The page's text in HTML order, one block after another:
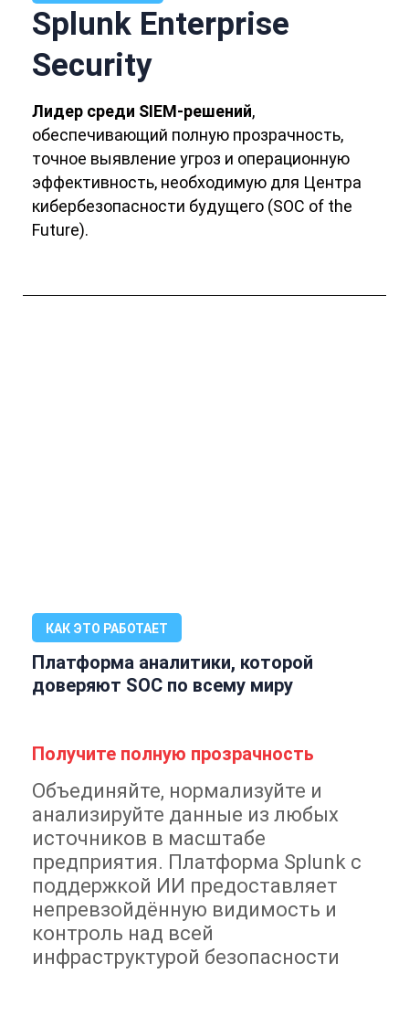
Splunk Enterprise
Security
Лидер среди SIEM-решений,
обеспечивающий полную прозрачность,
точное выявление угроз и операционную
эффективность, необходимую для Центра
кибербезопасности будущего (SOC of the
Future).
КАК ЭТО РАБОТАЕТ
Платформа аналитики, которой
доверяют SOC по всему миру
Получите полную прозрачность
Объединяйте, нормализуйте и
анализируйте данные из любых
источников в масштабе
предприятия. Платформа Splunk с
поддержкой ИИ предоставляет
непревзойдённую видимость и
контроль над всей
инфраструктурой безопасности